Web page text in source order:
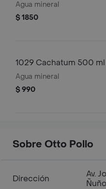
Agua mineral
$ 1850
1029 Cachatum 500 ml
Agua mineral
$ 990
Sobre Otto Pollo
Dirección
Av.